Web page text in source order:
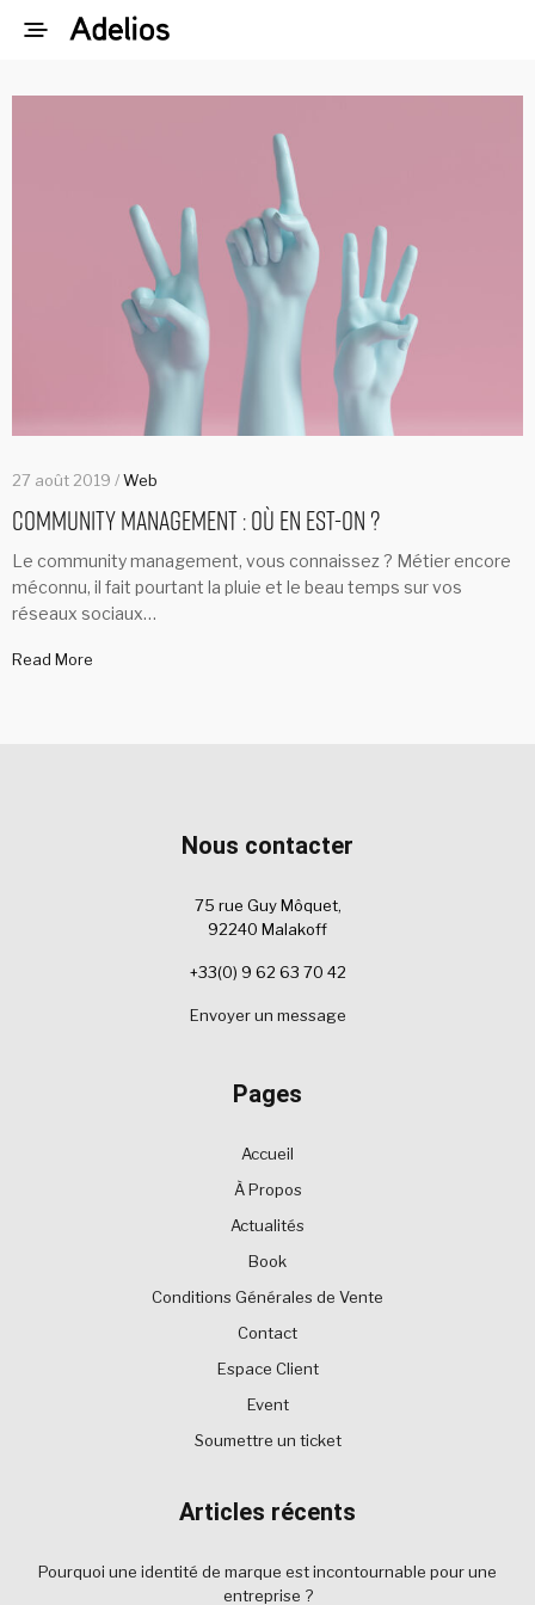
27 août 2019 /Web
Community Management : où en est-on ?
Le community management, vous connaissez ? Métier encore
méconnu, il fait pourtant la pluie et le beau temps sur vos
réseaux sociaux…
Read More
Nous contacter
75 rue Guy Môquet,
92240 Malakoff
+33(0) 9 62 63 70 42
Envoyer un message
Pages
Accueil
À Propos
Actualités
Book
Conditions Générales de Vente
Contact
Espace Client
Event
Soumettre un ticket
Articles récents
Pourquoi une identité de marque est incontournable pour une
entreprise ?